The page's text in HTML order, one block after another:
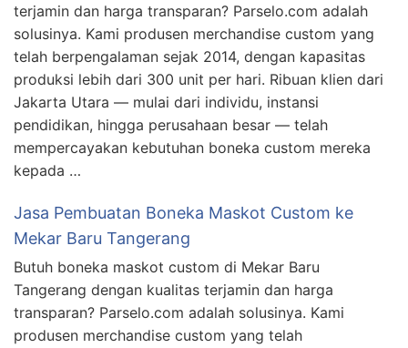
terjamin dan harga transparan? Parselo.com adalah
solusinya. Kami produsen merchandise custom yang
telah berpengalaman sejak 2014, dengan kapasitas
produksi lebih dari 300 unit per hari. Ribuan klien dari
Jakarta Utara — mulai dari individu, instansi
pendidikan, hingga perusahaan besar — telah
mempercayakan kebutuhan boneka custom mereka
kepada …
Jasa Pembuatan Boneka Maskot Custom ke
Mekar Baru Tangerang
Butuh boneka maskot custom di Mekar Baru
Tangerang dengan kualitas terjamin dan harga
transparan? Parselo.com adalah solusinya. Kami
produsen merchandise custom yang telah